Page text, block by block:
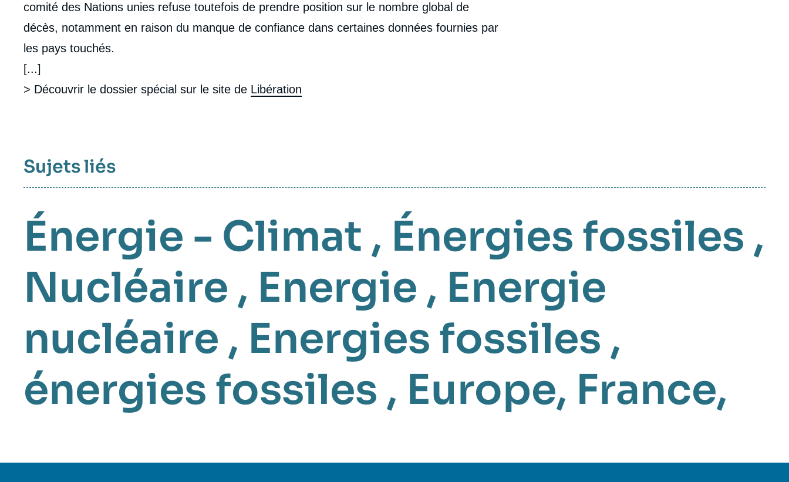
comité des Nations unies refuse toutefois de prendre position sur le nombre global de
décès, notamment en raison du manque de confiance dans certaines données fournies par
les pays touchés.
[...]
> Découvrir le dossier spécial sur le site de Libération
Sujets liés
Énergie - Climat , Énergies fossiles ,
Nucléaire , Energie , Energie
nucléaire , Energies fossiles ,
énergies fossiles , Europe, France,